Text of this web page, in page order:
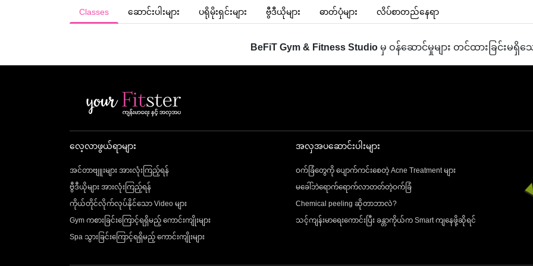
Classes ဆောင်းပါးများ ပရိုမိုးရှင်းများ ဗွီဒီယိုများ ဓာတ်ပုံများ လိပ်စာတည်နေရာ
BeFiT Gym & Fitness Studioမှ ဝန်ဆောင်မှုများ တင်ထားခြင်းမရှိသ
လေ့လာဖွယ်ရာများ
အင်တာဗျူးများ အားလုံးကြည့်ရန်
ဗွီဒီယိုများ အားလုံးကြည့်ရန်
ကိုယ်တိုင်လိုက်လုပ်နိုင်သော Video များ
Gym ကစားခြင်းကြောင့်ရရှိမည့် ကောင်းကျိုးများ
Spa သွားခြင်းကြောင့်ရရှိမည့် ကောင်းကျိုးများ
အလှအပဆောင်းပါးများ
ဝက်ခြံတွေကို ပျောက်ကင်းစေတဲ့ Acne Treatment များ
မခေါ်ဘဲရောက်ရောက်လာတတ်တဲ့ဝက်ခြံ
Chemical peeling ဆိုတာဘာလဲ?
သင့်ကျန်းမာရေးကောင်းပြီး ခန္တာကိုယ်က Smart ကျနေဖို့ဆိုရင်